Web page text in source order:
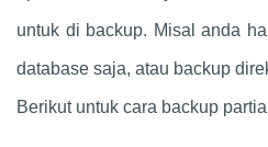
untuk di backup. Misal anda
database saja, atau backup
Berikut untuk cara backup